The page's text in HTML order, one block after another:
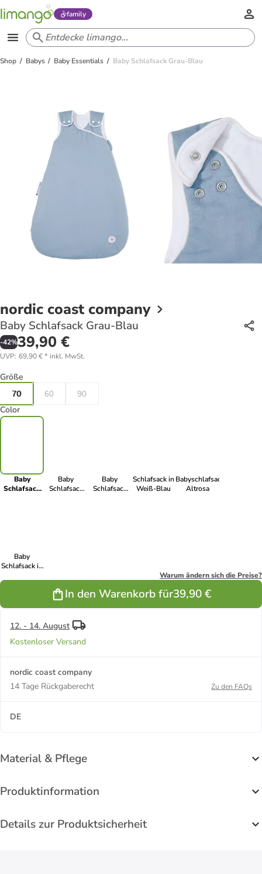
family
Shop Babys Baby Essentials Baby Schlafsack Grau-Blau
nordic coast company
Baby Schlafsack Grau-Blau
-42%39,90 €
UVP: 69,90 €* inkl. MwSt.
Größe
70 60 90
Color
Baby
Schlafsack
Baby
Schlafsack
Baby
Schlafsack
Schlafsack in
Weiß-Blau
Babyschlafsack
Altrosa
Baby
Schlafsack in
Warum ändern sich die Preise?
In den Warenkorb für39,90 €
12. - 14. August
Kostenloser Versand
nordic coast company
14 Tage Rückgaberecht
Zu den FAQs
DE
Material & Pflege
Produktinformation
Details zur Produktsicherheit